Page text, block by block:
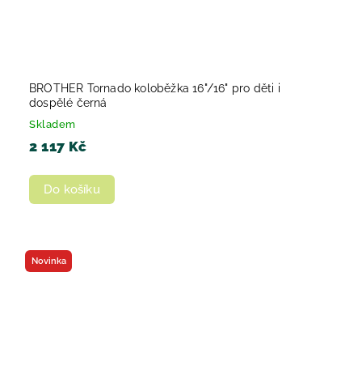
BROTHER Tornado koloběžka 16"/16" pro děti i
dospělé černá
Skladem
2 117 Kč
Do košíku
Novinka